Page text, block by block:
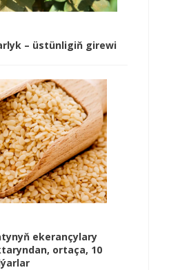
– üstünligiň girewi
ekerançylary
ortaça, 10